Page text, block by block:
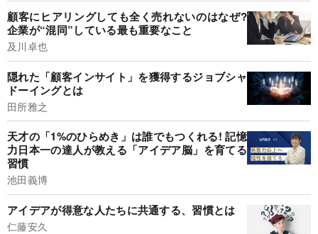
顧客にヒアリングしても全く売れないのはなぜ?
企業が“混同”している最も重要なこと
及川卓也
隠れた「顧客インサイト」を獲得するジョブシャ
ドーイングとは
田所雅之
天才の「1%のひらめき」は誰でもつくれる! 記憶
力日本一の達人が教える「アイデア脳」を育てる
習慣
池田義博
アイデアが得意な人たちに共通する、習慣とは
仁藤安久